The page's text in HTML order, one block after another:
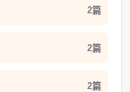
2篇
2篇
2篇